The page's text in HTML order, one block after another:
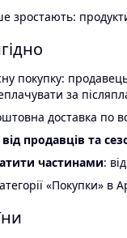
зростають:
покупку:
за
доставка по
від продавців та
частинами:
«Покупки» в